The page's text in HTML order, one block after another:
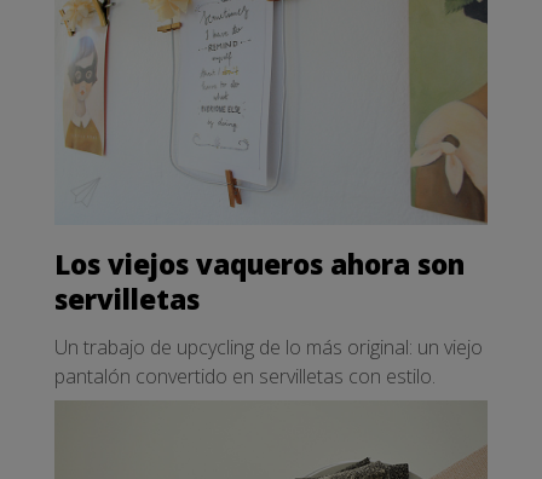
Los viejos vaqueros ahora son
servilletas
Un trabajo de upcycling de lo más original: un viejo
pantalón convertido en servilletas con estilo.